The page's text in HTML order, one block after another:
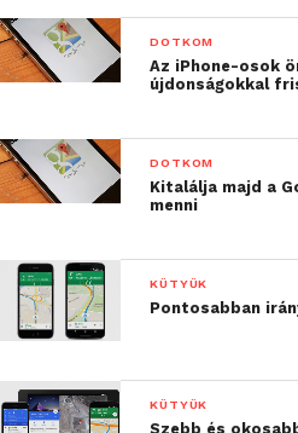
DOTKOM
Az iPhone-osok
újdonságokkal
DOTKOM
Kitalálja majd a
menni
KÜTYÜK
Pontosabban
KÜTYÜK
Szebb és